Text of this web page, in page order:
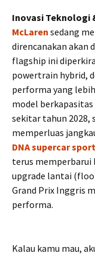
Inovasi Teknologi
McLaren sedang
direncanakan akan
flagship ini
powertrain hybrid,
performa yang
model
sekitar tahun 2028,
memperluas
DNA supercar sport
terus memperbarui
upgrade lantai
Grand Prix Inggris
performa.
Kalau kamu mau,